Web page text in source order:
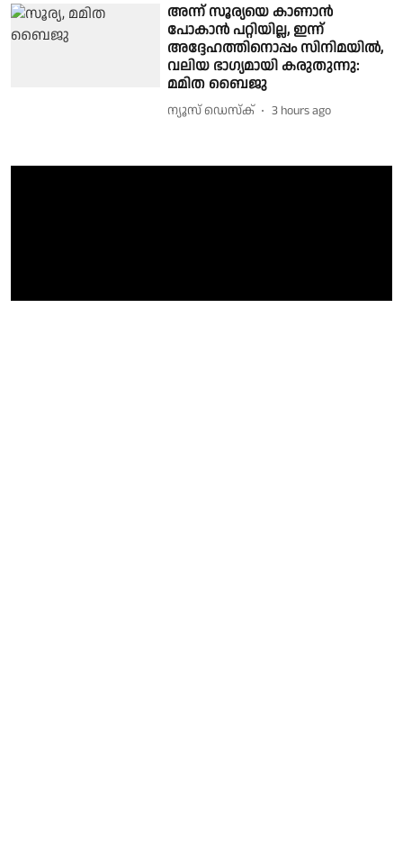
അന്ന് സൂര്യയെ കാണാൻ
പോകാൻ പറ്റിയില്ല, ഇന്ന്
അദ്ദേഹത്തിനൊപ്പം സിനിമയിൽ,
വലിയ ഭാഗ്യമായി കരുതുന്നു:
മമിത ബൈജു
ന്യൂസ് ഡെസ്ക് 3 hours ago